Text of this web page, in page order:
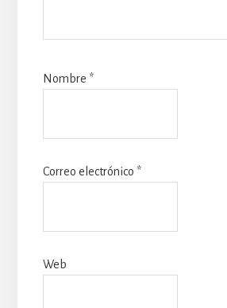
Nombre *
Correo electrónico *
Web